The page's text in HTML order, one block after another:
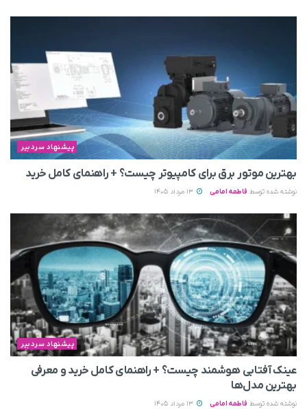
پیشنهاد سردبیر
بهترین موتور برق برای کامپیوتر چیست؟ + راهنمای کامل خرید
نوشته شده توسط فاطمه امامی
پیشنهاد سردبیر
عینک آفتابی هوشمند چیست؟ + راهنمای کامل خرید و معرفی
بهترین مدل‌ها
نوشته شده توسط فاطمه امامی